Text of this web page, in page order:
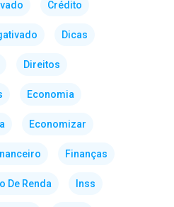
Crédito
Dicas
Direitos
Economia
Economizar
Finanças
De Renda Inss